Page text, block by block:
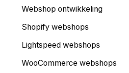
Webshop ontwikkeling
Shopify webshops
Lightspeed webshops
WooCommerce webshops